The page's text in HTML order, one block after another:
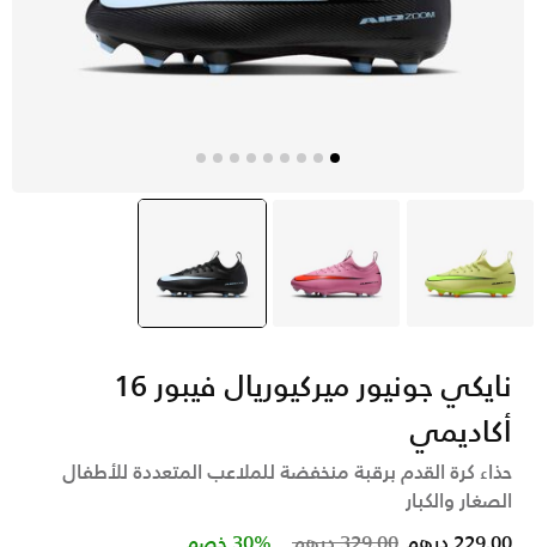
أخضر وردي selected
أسود
نايكي جونيور ميركيوريال فيبور 16
أكاديمي
حذاء كرة القدم برقبة منخفضة للملاعب المتعددة للأطفال
الصغار والكبار